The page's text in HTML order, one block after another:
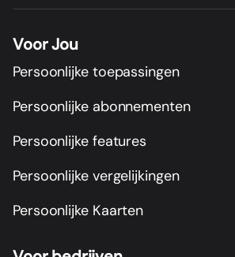
Voor Jou
Persoonlijke toepassingen
Persoonlijke abonnementen
Persoonlijke features
Persoonlijke vergelijkingen
Persoonlijke Kaarten